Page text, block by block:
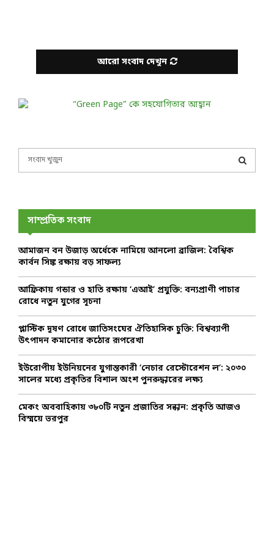
আরো সংবাদ দেখুন
f
r
E
A
সাম্প্রতিক সংবাদ
আমাজন বন উজাড় অর্ধেকে নামিয়ে আনলো ব্রাজিল: বৈশ্বিক
কার্বন সিঙ্ক রক্ষায় বড় সাফল্য
আফ্রিকায় গন্ডার ও হাতি রক্ষায় ‘এআই’ প্রযুক্তি: বন্যপ্রাণী পাচার
রোধে নতুন যুগের সূচনা
প্লাস্টিক দূষণ রোধে জাতিসংঘের ঐতিহাসিক চুক্তি: বিশ্বব্যাপী
উৎপাদন কমানোর কঠোর রূপরেখা
ইউরোপীয় ইউনিয়নের যুগান্তকারী ‘নেচার রেস্টোরেশন ল’: ২০৩০
সালের মধ্যে প্রকৃতির বিশাল অংশ পুনরুদ্ধারের লক্ষ্য
মেকং অববাহিকায় ৩৮০টি নতুন প্রজাতির সন্ধান: প্রকৃতি আজও
বিস্ময়ে ভরপুর